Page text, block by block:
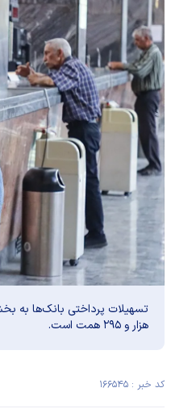
هزار و ۲۹۵ همت است.
کد خبر : ۱۶۶۵۴۵